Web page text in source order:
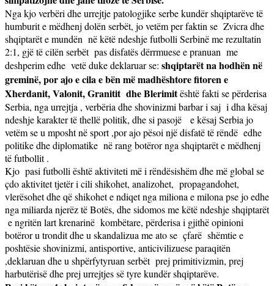
Nga kjo verbëri dhe urrejtje patologjike serbe kundër shqiptarëve të
humburit e mëdhenj dolën serbët, jo vetëm per faktin se Zvicra dhe
shqiptarët e mundën në këtë ndeshje futbolli Serbinë me rezultatin
2:1, gjë të cilën serbët pas disfatës dërrmuese e pranuan me
deshperim edhe vetë duke deklaruar se: shqiptarët na hodhën në
greminë, por ajo e cila e bën më madhështore fitoren e
Xherdanit, Valonit, Granitit dhe Blerimitështë fakti se përderisa
Serbia, nga urrejtja , verbëria dhe shovinizmi barbar i saj i dha kësaj
ndeshje karakter të thellë politik, dhe si pasojë
e kësaj Serbia jo
vetëm se u mposht në sport ,por ajo pësoi një disfatë të rëndë edhe
politike dhe diplomatike në rang botëror nga shqiptarët e mëdhenj
të futbollit .
Kjo pasi futbolli është aktiviteti më i rëndësishëm dhe më global se
çdo aktivitet tjetër i cili shikohet, analizohet, propagandohet,
vlerësohet dhe që shikohet e ndiqet nga miliona e milona pse jo edhe
nga miliarda njerëz të Botës, dhe sidomos me këtë ndeshje shqiptarët
e ngritën lart krenarinë kombëtare, përderisa i gjithë opinioni
botëror u trondit dhe u skandalizua me ato se çfarë shëmtie e
poshtësie shovinizmi, antisportive, anticivilizuese paraqitën
,deklaruan dhe u shpërfytyruan serbët prej primitivizmin, prej
harbutërisë dhe prej urrejtjes së tyre kundër shqiptarëve.